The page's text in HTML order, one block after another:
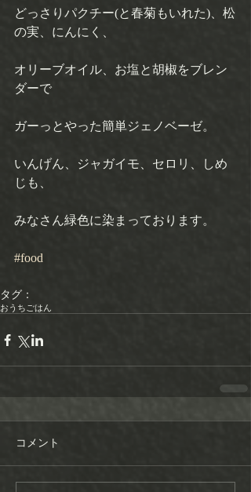
どっさりパクチー(と春菊もいれた)、松
の実、にんにく、
オリーブオイル、お塩と胡椒をブレン
ダーで
ガーっとやった簡単ジェノベーゼ。
いんげん、ジャガイモ、セロリ、しめ
じも、
みなさん緑色に染まっております。
#food
タグ：
おうちごはん
コメント